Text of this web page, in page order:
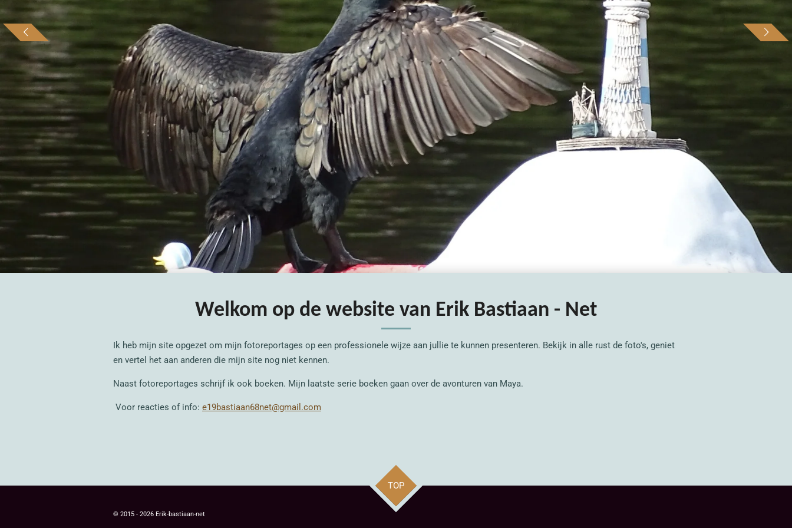
Welkom op de website van Erik Bastiaan - Net
Ik heb mijn site opgezet om mijn fotoreportages op een professionele wijze aan jullie te kunnen presenteren. Bekijk in alle rust de foto's, geniet
en vertel het aan anderen die mijn site nog niet kennen.
Naast fotoreportages schrijf ik ook boeken. Mijn laatste serie boeken gaan over de avonturen van Maya.
Voor reacties of info: e19bastiaan68net@gmail.com
TOP
© 2015 - 2026 Erik-bastiaan-net